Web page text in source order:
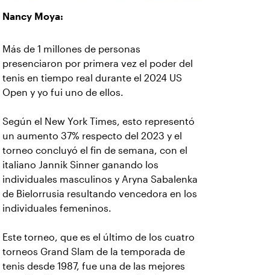
Nancy Moya:
Más de 1 millones de personas
presenciaron por primera vez el poder del
tenis en tiempo real durante el 2024 US
Open y yo fui uno de ellos.
Según el New York Times, esto representó
un aumento 37% respecto del 2023 y el
torneo concluyó el fin de semana, con el
italiano Jannik Sinner ganando los
individuales masculinos y Aryna Sabalenka
de Bielorrusia resultando vencedora en los
individuales femeninos.
Este torneo, que es el último de los cuatro
torneos Grand Slam de la temporada de
tenis desde 1987, fue una de las mejores